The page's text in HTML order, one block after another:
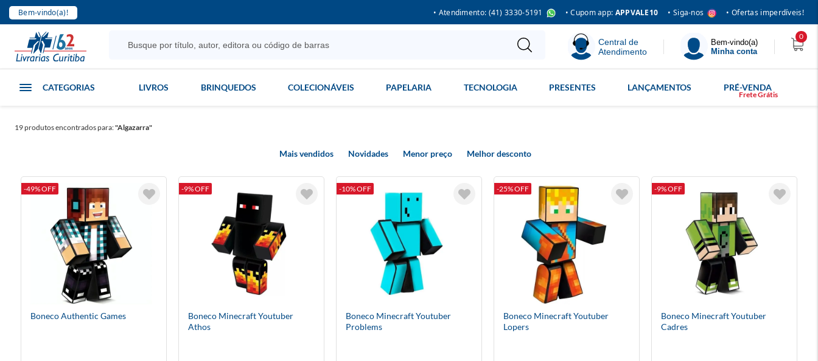
Bem-vindo(a)! • Atendimento: (41) 3330-5191 • Cupom app: APPVALE10 • Siga-nos • Ofertas imperdíveis!
Central de
Atendimento
Bem-vindo(a)
Minha conta
0
CATEGORIAS LIVROS BRINQUEDOS COLECIONÁVEIS PAPELARIA TECNOLOGIA PRESENTES LANÇAMENTOS PRÉ-VENDA
19produtos encontrados para:"Algazarra"
Mais vendidos Novidades Menor preço Melhor desconto
-49% OFF
Boneco Authentic Games
-9% OFF
Boneco Minecraft Youtuber
Athos
-10% OFF
Boneco Minecraft Youtuber
Problems
-25% OFF
Boneco Minecraft Youtuber
Lopers
-9% OFF
Boneco Minecraft Youtuber
Cadres